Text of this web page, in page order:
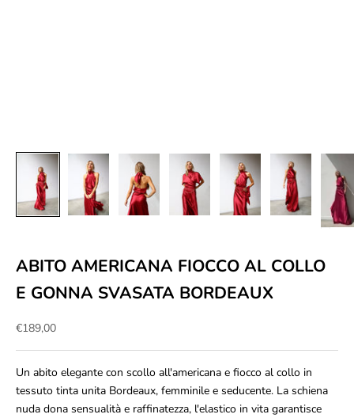
ABITO AMERICANA FIOCCO AL COLLO
E GONNA SVASATA BORDEAUX
Prezzo scontato
€189,00
Un abito elegante con scollo all'americana e fiocco al collo in
tessuto tinta unita Bordeaux, femminile e seducente. La schiena
nuda dona sensualità e raffinatezza, l'elastico in vita garantisce